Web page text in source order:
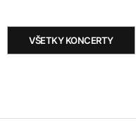
VŠETKY KONCERTY